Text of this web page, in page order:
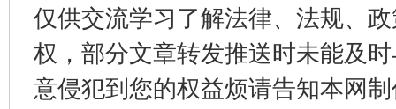
仅供交流学习了解法律、法规、
权，部分文章转发推送时未能及
意侵犯到您的权益烦请告知本网